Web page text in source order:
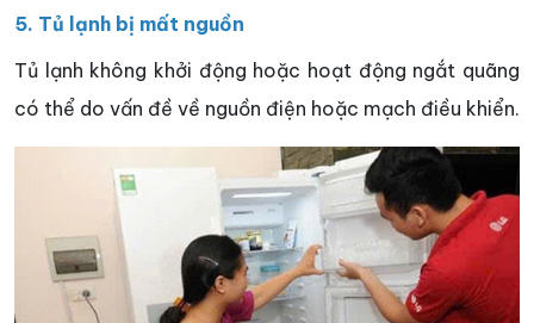
5. Tủ lạnh bị mất nguồn
Tủ lạnh không khởi động hoặc hoạt động ngắt quãng
có thể do vấn đề về nguồn điện hoặc mạch điều khiển.